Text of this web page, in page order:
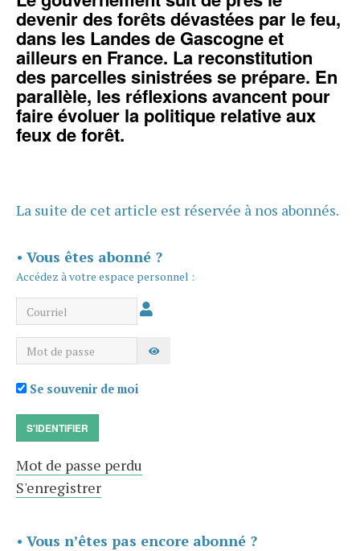
devenir des forêts dévastées par le feu,
dans les Landes de Gascogne et
ailleurs en France. La reconstitution
des parcelles sinistrées se prépare. En
parallèle, les réflexions avancent pour
faire évoluer la politique relative aux
feux de forêt.
La suite de cet article est réservée à nos abonnés.
• Vous êtes abonné ?
Accédez à votre espace personnel :
Courriel
Mot de passe AFFICHER LE MOT DE PASSE
Se souvenir de moi
S'IDENTIFIER
Mot de passe perdu
S'enregistrer
• Vous n’êtes pas encore abonné ?